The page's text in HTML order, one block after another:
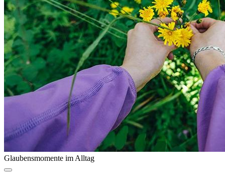
Glaubensmomente im Alltag